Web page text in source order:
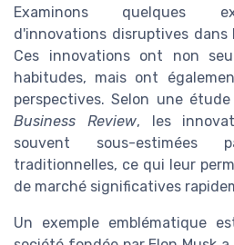
Examinons quelques
d'innovations disruptives dans
Ces innovations ont non
habitudes, mais ont
perspectives. Selon une
Business Review, les
souvent sous-estimées
traditionnelles, ce qui leur
de marché significatives
Un exemple emblématique